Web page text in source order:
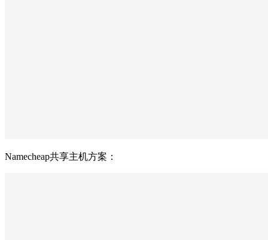
Namecheap共享主机方案：